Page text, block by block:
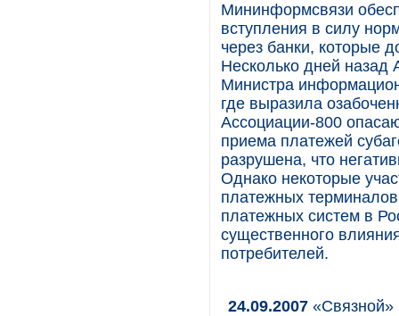
Мининформсвязи
вступления в силу
через банки, которые
Несколько дней назад
Министра
где выразила
Ассоциации-800
приема платежей
разрушена, что
Однако некоторые
платежных
платежных систем в
существенного
потребителей.
24.09.2007 «Связной»